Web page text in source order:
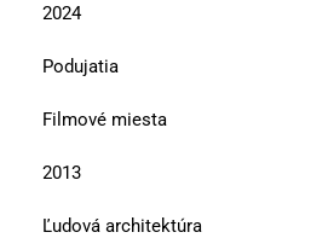
2024
Podujatia
Filmové miesta
2013
Ľudová architektúra